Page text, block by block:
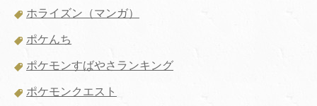
ホライズン（マンガ）
ポケんち
ポケモンすばやさランキング
ポケモンクエスト